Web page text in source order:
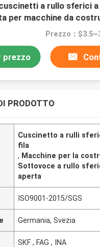
a rullo sferici
per macchine da
Prezzo：
prezzo
PRODOTTO
Cuscinetto a rulli
fila
, Macchine per la
Sottovoce a rullo
aperta
ISO9001-2015/SGS
Germania, Svezia
SKF , FAG , INA